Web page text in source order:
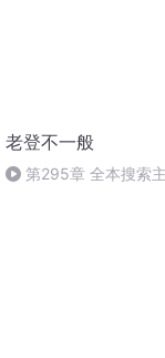
老登不一般
第295章 全本搜索